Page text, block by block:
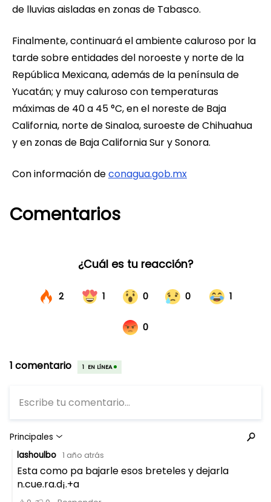
de lluvias aisladas en zonas de Tabasco.
Finalmente, continuará el ambiente caluroso por la
tarde sobre entidades del noroeste y norte de la
República Mexicana, además de la península de
Yucatán; y muy caluroso con temperaturas
máximas de 40 a 45 °C, en el noreste de Baja
California, norte de Sinaloa, suroeste de Chihuahua
y en zonas de Baja California Sur y Sonora.
Con información deconagua.gob.mx
Comentarios